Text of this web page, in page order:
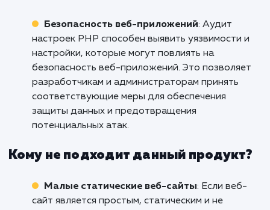
Веб-разработка и программирование
Аудит настроек PHP помогает веб-
разработчикам и программистам проверить
оптимизировать конфигурацию PHP-
Это особенно важно при создании и
веб-приложений и динамических веб-
на производительность и безопасность.
Веб-хостинг и системное
администрирование: Аудит настроек PHP